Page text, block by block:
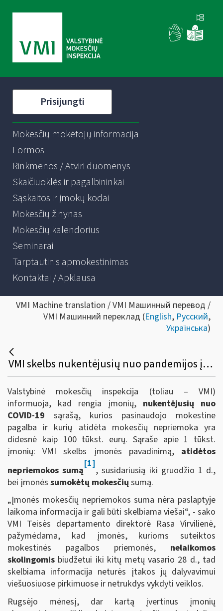
Prisijungti
Mokesčių mokėtojų informacija
Formos
Rinkmenos / Atviri duomenys
Skaičiuoklės ir pagalbininkai
Sąskaitos ir įmokų kodai
Mokesčių žinynas
Mokesčių kalendorius
Seminarai
Tarptautinis apmokestinimas
Kontaktai / Apklausa
VMI Machine translation / VMI Машинный перевод /
VMI Машинний переклад (English, Русский,
Українська)
VMI skelbs nukentėjusių nuo pandemijos įmonių atidėtų mokesčių nepriemoką kai ji > 100 tūkst. eurų
Valstybinė mokesčių inspekcija (toliau – VMI)
informuoja, kad rengia įmonių, nukentėjusių nuo
COVID-19 sąrašą, kurios pasinaudojo mokestine
pagalba ir kurių atidėta mokesčių nepriemoka yra
didesnė kaip 100 tūkst. eurų. Sąraše apie 1 tūkst.
įmonių: VMI skelbs įmonės pavadinimą, atidėtos
nepriemokos sumą
[1]
, susidariusią iki gruodžio 1 d.,
bei įmonės sumokėtų mokesčių sumą.
„Įmonės mokesčių nepriemokos suma nėra paslaptyje
laikoma informacija ir gali būti skelbiama viešai“, - sako
VMI Teisės departamento direktorė Rasa Virvilienė,
pažymėdama, kad įmonės, kurioms suteiktos
mokestinės pagalbos priemonės, nelaikomos
skolingomis biudžetui iki kitų metų vasario 28 d., tad
skelbiama informacija neturės įtakos jų dalyvavimui
viešuosiuose pirkimuose ir netrukdys vykdyti veiklos.
Rugsėjo mėnesį, dar kartą įvertinus įmonių